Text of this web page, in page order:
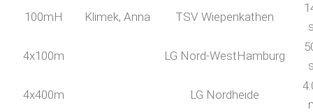
100mH Klimek, Anna TSV Wiepenkathen
4x100m LG Nord-WestHamburg
4x400m LG Nordheide